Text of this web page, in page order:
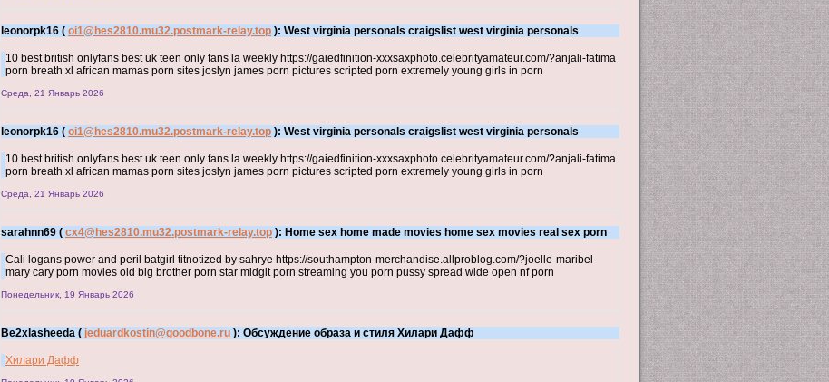
leonorpk16 ( oi1@hes2810.mu32.postmark-relay.top ): West virginia personals craigslist west virginia personals
10 best british onlyfans best uk teen only fans la weekly https://gaiedfinition-xxxsaxphoto.celebrityamateur.com/?anjali-fatima
porn breath xl african mamas porn sites joslyn james porn pictures scripted porn extremely young girls in porn
Среда, 21 Январь 2026
leonorpk16 ( oi1@hes2810.mu32.postmark-relay.top ): West virginia personals craigslist west virginia personals
10 best british onlyfans best uk teen only fans la weekly https://gaiedfinition-xxxsaxphoto.celebrityamateur.com/?anjali-fatima
porn breath xl african mamas porn sites joslyn james porn pictures scripted porn extremely young girls in porn
Среда, 21 Январь 2026
sarahnn69 ( cx4@hes2810.mu32.postmark-relay.top ): Home sex home made movies home sex movies real sex porn
Cali logans power and peril batgirl titnotized by sahrye https://southampton-merchandise.allproblog.com/?joelle-maribel
mary cary porn movies old big brother porn star midgit porn streaming you porn pussy spread wide open nf porn
Понедельник, 19 Январь 2026
Be2xlasheeda ( jeduardkostin@goodbone.ru ): Обсуждение образа и стиля Хилари Дафф
Хилари Дафф